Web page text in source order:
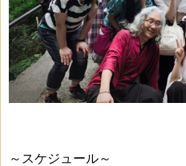
～スケジュール～